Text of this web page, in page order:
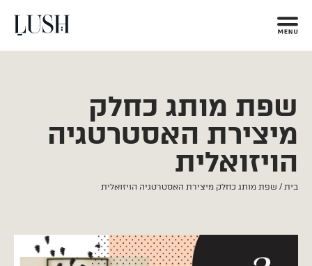
שפת מותג כחלק
מיצירת האסטרטגיה
הויזואלית
בית / שפת מותג כחלק מיצירת האסטרטגיה הויזואלית